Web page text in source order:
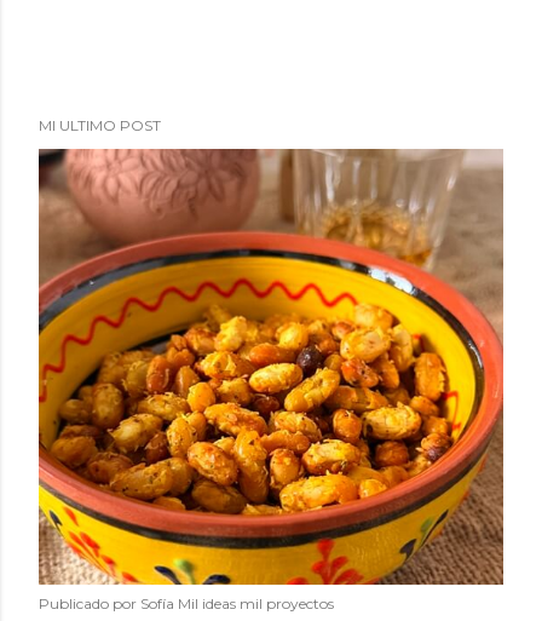
MI ULTIMO POST
Publicado por Sofía Mil ideas mil proyectos